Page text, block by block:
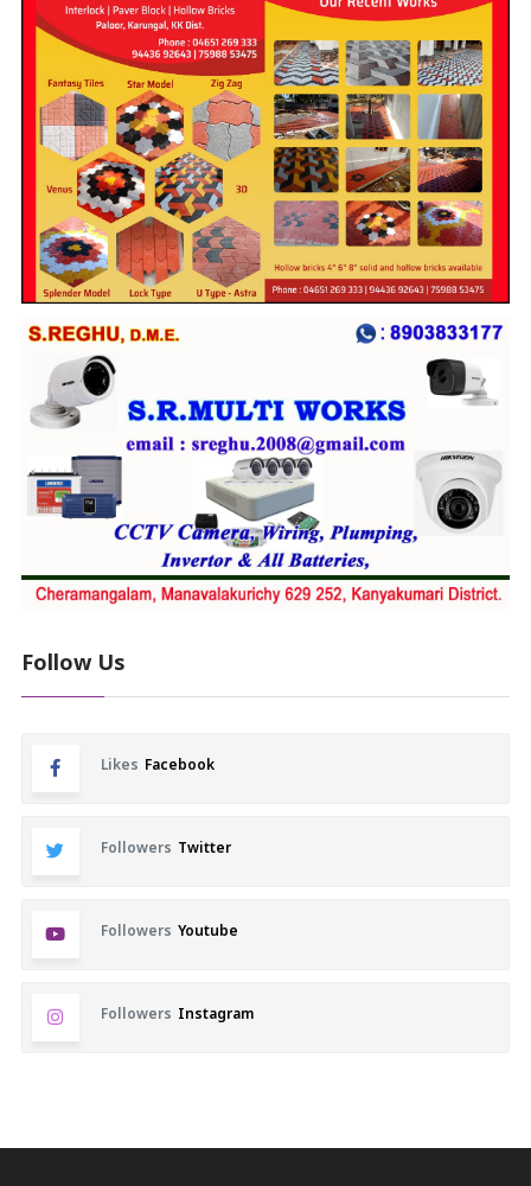
Follow Us
Likes Facebook
Followers Twitter
Followers Youtube
Followers Instagram